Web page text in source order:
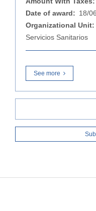
Date of award: 18/
Organizational Unit:
Servicios Sanitarios
See more